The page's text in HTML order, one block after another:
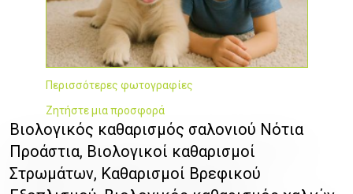
Περισσότερες φωτογραφίες
Ζητήστε μια προσφορά
Βιολογικός καθαρισμός σαλονιού Νότια
Προάστια, Βιολογικοί καθαρισμοί
Στρωμάτων, Καθαρισμοί Βρεφικού